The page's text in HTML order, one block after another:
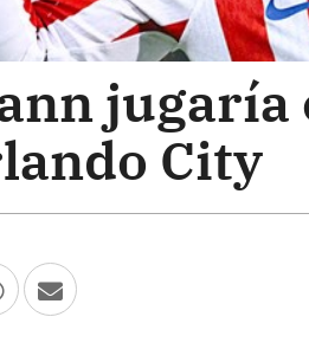
jugaría
City